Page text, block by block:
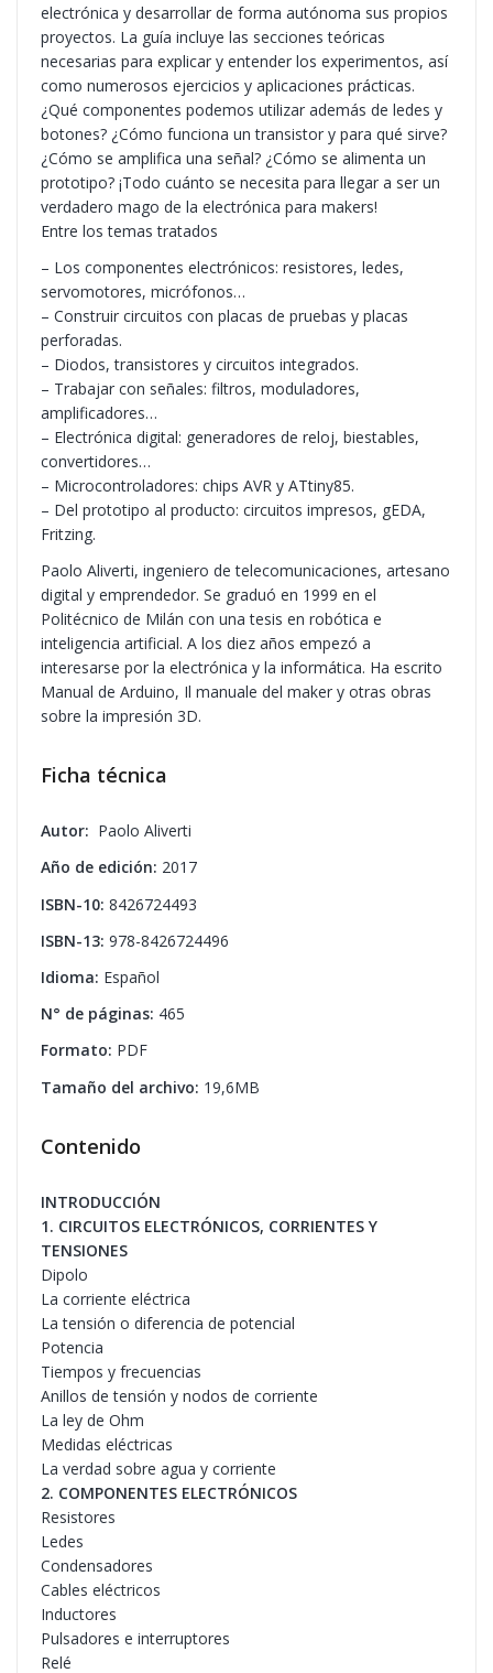
electrónica y desarrollar de forma autónoma sus propios
proyectos. La guía incluye las secciones teóricas
necesarias para explicar y entender los experimentos, así
como numerosos ejercicios y aplicaciones prácticas.
¿Qué componentes podemos utilizar además de ledes y
botones? ¿Cómo funciona un transistor y para qué sirve?
¿Cómo se amplifica una señal? ¿Cómo se alimenta un
prototipo? ¡Todo cuánto se necesita para llegar a ser un
verdadero mago de la electrónica para makers!
Entre los temas tratados
– Los componentes electrónicos: resistores, ledes,
servomotores, micrófonos…
– Construir circuitos con placas de pruebas y placas
perforadas.
– Diodos, transistores y circuitos integrados.
– Trabajar con señales: filtros, moduladores,
amplificadores…
– Electrónica digital: generadores de reloj, biestables,
convertidores…
– Microcontroladores: chips AVR y ATtiny85.
– Del prototipo al producto: circuitos impresos, gEDA,
Fritzing.
Paolo Aliverti, ingeniero de telecomunicaciones, artesano
digital y emprendedor. Se graduó en 1999 en el
Politécnico de Milán con una tesis en robótica e
inteligencia artificial. A los diez años empezó a
interesarse por la electrónica y la informática. Ha escrito
Manual de Arduino, Il manuale del maker y otras obras
sobre la impresión 3D.
Ficha técnica
Autor: Paolo Aliverti
Año de edición: 2017
ISBN-10: 8426724493
ISBN-13: 978-8426724496
Idioma: Español
N° de páginas: 465
Formato: PDF
Tamaño del archivo: 19,6MB
Contenido
INTRODUCCIÓN
1. CIRCUITOS ELECTRÓNICOS, CORRIENTES Y
TENSIONES
Dipolo
La corriente eléctrica
La tensión o diferencia de potencial
Potencia
Tiempos y frecuencias
Anillos de tensión y nodos de corriente
La ley de Ohm
Medidas eléctricas
La verdad sobre agua y corriente
2. COMPONENTES ELECTRÓNICOS
Resistores
Ledes
Condensadores
Cables eléctricos
Inductores
Pulsadores e interruptores
Relé